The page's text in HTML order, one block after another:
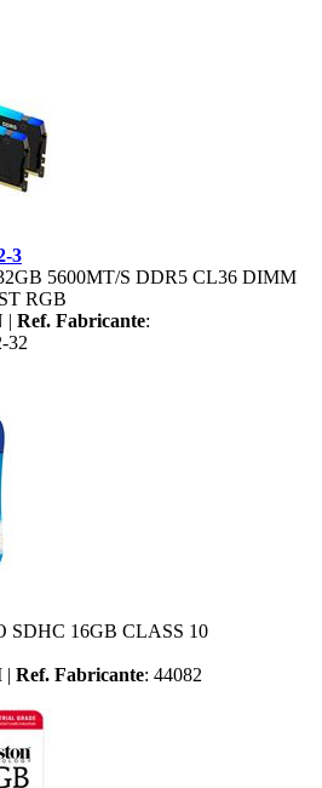
3
5600MT/S DDR5 CL36 DIMM
RGB
| Ref. Fabricante:
32
SDHC 16GB CLASS 10
| Ref. Fabricante: 44082